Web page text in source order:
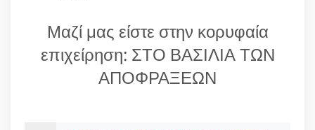
Μαζί μας είστε στην κορυφαία
επιχείρηση: ΣΤΟ ΒΑΣΙΛΙΑ ΤΩΝ
ΑΠΟΦΡΑΞΕΩΝ